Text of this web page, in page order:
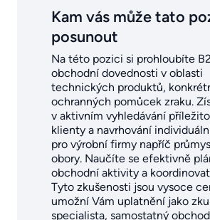
Kam vás může tato
posunout
Na této pozici si prohloubíte
obchodní dovednosti v oblasti
technických produktů,
ochranných pomůcek zraku.
v aktivním vyhledávání
klienty a navrhování
pro výrobní firmy napříč
obory. Naučíte se efektivně
obchodní aktivity a
Tyto zkušenosti jsou vysoce
umožní Vám uplatnění jako
specialista, samostatný